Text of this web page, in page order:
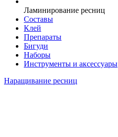
Ламинирование ресниц
Составы
Клей
Препараты
Бигуди
Наборы
Инструменты и аксессуары
Наращивание ресниц